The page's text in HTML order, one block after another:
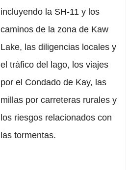
incluyendo la SH-11 y los
caminos de la zona de Kaw
Lake, las diligencias locales y
el tráfico del lago, los viajes
por el Condado de Kay, las
millas por carreteras rurales y
los riesgos relacionados con
las tormentas.